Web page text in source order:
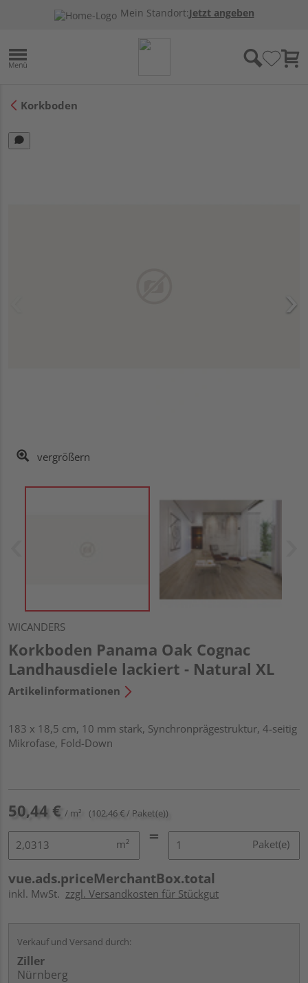
Mein Standort:Jetzt angeben
Korkboden
vergrößern
WICANDERS
Korkboden Panama Oak Cognac
Landhausdiele lackiert - Natural XL
Artikelinformationen
183 x 18,5 cm, 10 mm stark, Synchronprägestruktur, 4-seitig
Mikrofase, Fold-Down
50,44 € / m² (102,46 € / Paket(e))
m² Paket(e)
vue.ads.priceMerchantBox.total
inkl. MwSt. zzgl. Versandkosten für Stückgut
Verkauf und Versand durch:
Ziller
Nürnberg